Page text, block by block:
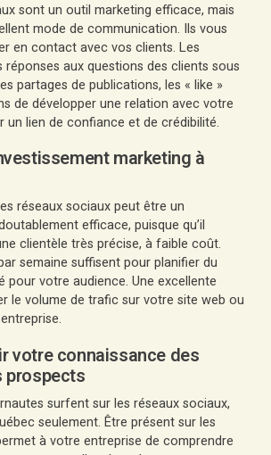
sont un outil marketing efficace, mais
mode de communication. Ils vous
en contact avec vos clients. Les
réponses aux questions des clients sous
partages de publications, les « like »
de développer une relation avec votre
un lien de confiance et de crédibilité.
marketing à
réseaux sociaux peut être un
efficace, puisque qu’il
clientèle très précise, à faible coût.
semaine suffisent pour planifier du
pour votre audience. Une excellente
le volume de trafic sur votre site web ou
votre connaissance des
prospects
surfent sur les réseaux sociaux,
seulement. Être présent sur les
à votre entreprise de comprendre